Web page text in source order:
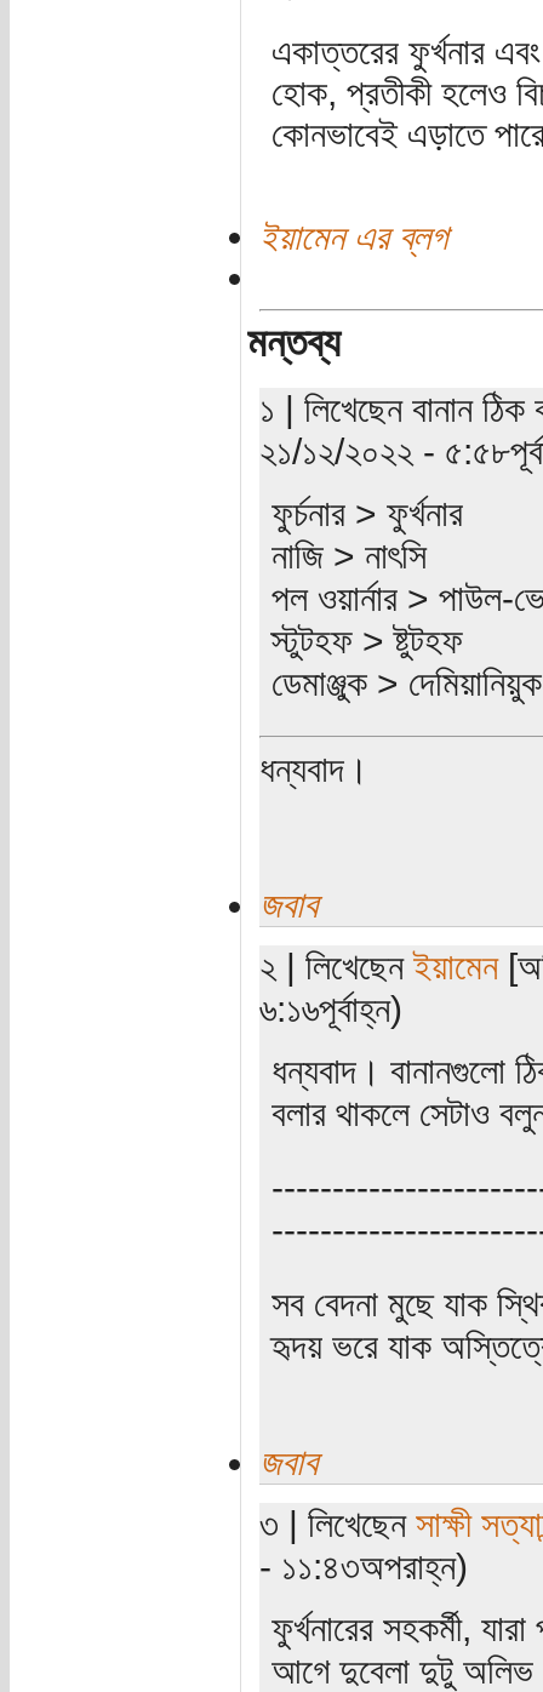
একাত্তরের ফুর্খনার
হোক, প্রতীকী হলেও
কোনভাবেই এড়াতে
ইয়ামেন এর ব্লগ
মন্তব্য
১ | লিখেছেন বানান
২১/১২/২০২২ -
ফুর্চনার > ফুর্খনার
নাজি > নাৎসি
পল ওয়ার্নার > পাউল-
স্টুটহফ > ষ্টুটহফ
ডেমাঞ্জুক > দেমিয়ানিয়ুক
ধন্যবাদ।
জবাব
২ | লিখেছেনইয়ামেন
৬:১৬পূর্বাহ্ন)
ধন্যবাদ। বানানগুলো
বলার থাকলে সেটাও
সব বেদনা মুছে যাক
হৃদয় ভরে যাক
জবাব
৩ | লিখেছেন সাক্ষী
- ১১:৪৩অপরাহ্ন)
ফুর্খনারের সহকর্মী,
আগে দুবেলা দুটু